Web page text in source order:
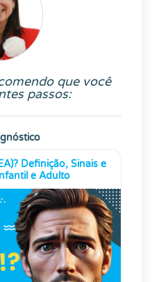
que você
passos:
Definição, Sinais e
e Adulto